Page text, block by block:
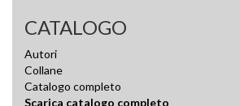
CATALOGO
Autori
Collane
Catalogo completo
Scarica catalogo completo